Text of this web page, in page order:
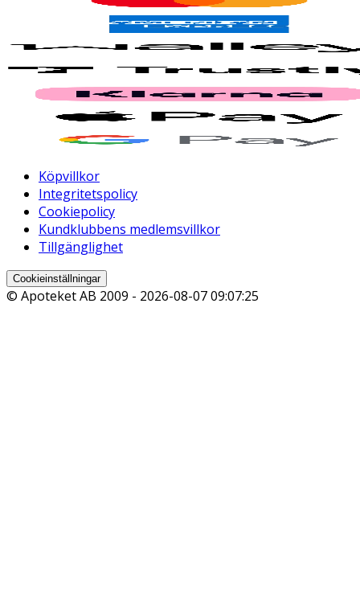
Köpvillkor
Integritetspolicy
Cookiepolicy
Kundklubbens medlemsvillkor
Tillgänglighet
Cookieinställningar
© Apoteket AB 2009 - 2026-08-07 09:07:25